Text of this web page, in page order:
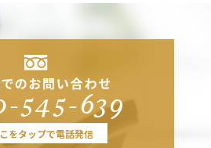
545-639
をタップで電話発信